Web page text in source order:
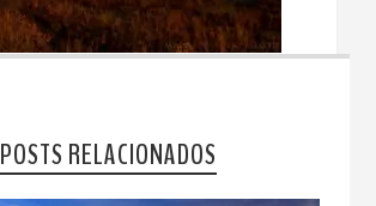
POSTS RELACIONADOS